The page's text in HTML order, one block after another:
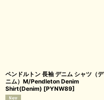
ペンドルトン 長袖 デニム シャツ（デ
ニム）M/Pendleton Denim
Shirt(Denim) [PYNW89]